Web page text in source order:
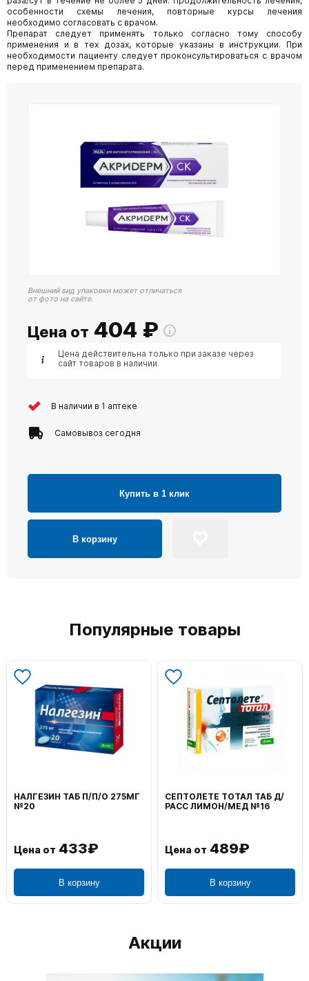
особенности схемы лечения, повторные курсы лечения
необходимо согласовать с врачом.
Препарат следует применять только согласно тому способу
применения и в тех дозах, которые указаны в инструкции. При
необходимости пациенту следует проконсультироваться с врачом
перед применением препарата.
Внешний вид упаковки может отличаться
от фото на сайте.
Цена от 404 ₽
Цена действительна только при заказе через
сайт товаров в наличии
В наличии в 1 аптеке
Самовывоз сегодня
Купить в 1 клик
В корзину
Популярные товары
НАЛГЕЗИН ТАБ П/П/О 275МГ
№20
Цена от 433₽
В корзину
СЕПТОЛЕТЕ ТОТАЛ ТАБ Д/
РАСС ЛИМОН/МЕД №16
Цена от 489₽
В корзину
Акции